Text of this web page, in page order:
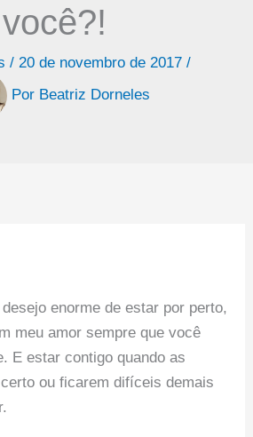
você?!
/ 20 de novembro de 2017 /
Por Beatriz Dorneles
enorme de estar por perto,
meu amor sempre que você
E estar contigo quando as
ou ficarem difíceis demais